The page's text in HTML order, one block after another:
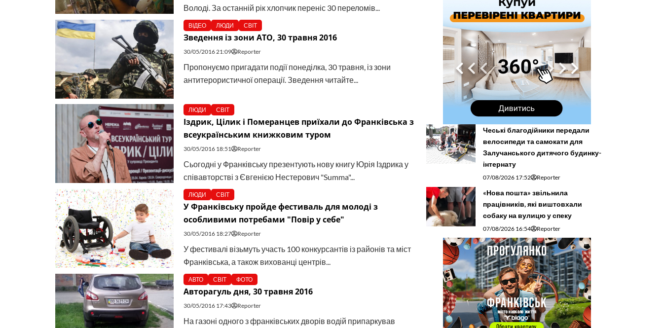
Володі. За останній рік хлопчик переніс 30 переломів...
ВІДЕО ЛЮДИ СВІТ
Зведення із зони АТО, 30 травня 2016
30/05/2016 21:09 Reporter
Пропонуємо пригадати події понеділка, 30 травня, із зони
антитерористичної операції. Зведення читайте...
ЛЮДИ СВІТ
Іздрик, Цілик і Померанцев приїхали до Франківська з
всеукраїнським книжковим туром
30/05/2016 18:51 Reporter
Сьогодні у Франківську презентують нову книгу Юрія Іздрика у
співавторстві з Євгенією Нестерович "Summa"...
ЛЮДИ СВІТ
У Франківську пройде фестиваль для молоді з
особливими потребами "Повір у себе"
30/05/2016 18:27 Reporter
У фестивалі візьмуть участь 100 конкурсантів із районів та міст
Франківська, а також вихованці центрів...
АВТО СВІТ ФОТО
Авторагуль дня, 30 травня 2016
30/05/2016 17:43 Reporter
На газоні одного з франківських дворів водій припаркував
Чеські благодійники передали
велосипеди та самокати для
Залучанського дитячого будинку-
інтернату
07/08/2026 17:52 Reporter
«Нова пошта» звільнила
працівників, які виштовхали
собаку на вулицю у спеку
07/08/2026 16:54 Reporter